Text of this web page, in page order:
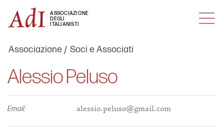
ASSOCIAZIONE
DEGLI
ITALIANISTI
MENU
Associazione Soci e Associati
Alessio Peluso
Email: alessio.peluso@gmail.com